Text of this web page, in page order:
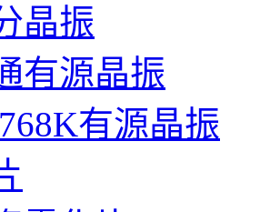
晶振
有源晶振
有源晶振